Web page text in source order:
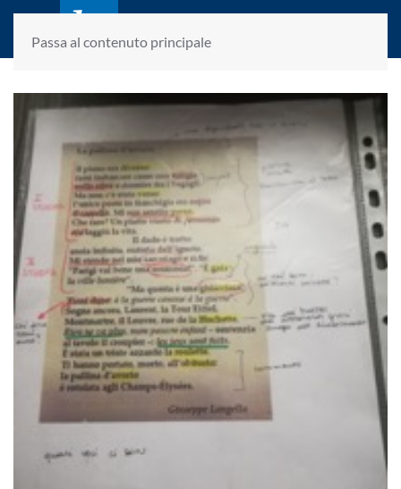
Passa al contenuto principale
laletteraturaenoi.it
fondato da Romano Luperini